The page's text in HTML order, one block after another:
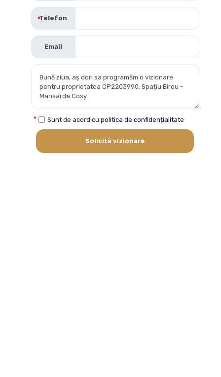
Telefon
Email
Sunt de acord cu politica de confidențialitate
Solicită vizionare